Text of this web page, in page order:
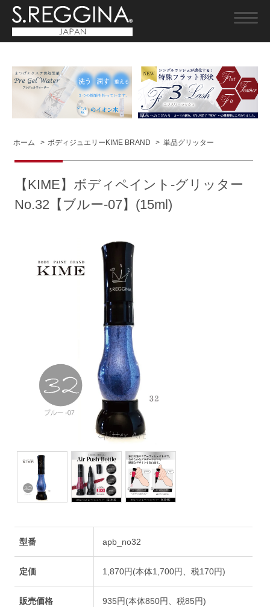
ホーム > ボディジュエリーKIME BRAND > 単品グリッター
【KIME】ボディペイント-グリッター
No.32【ブルー-07】(15ml)
型番 apb_no32
定価 1,870円(本体1,700円、税170円)
販売価格 935円(本体850円、税85円)